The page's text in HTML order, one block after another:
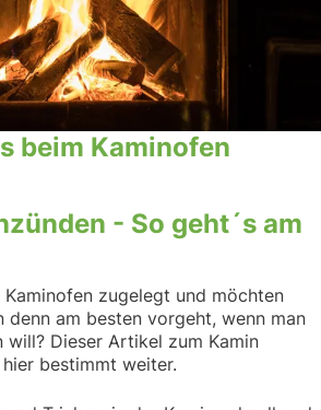
beim Kaminofen
- So geht´s am
Kaminofen zugelegt und möchten
denn am besten vorgeht, wenn man
will? Dieser Artikel zum Kamin
bestimmt weiter.